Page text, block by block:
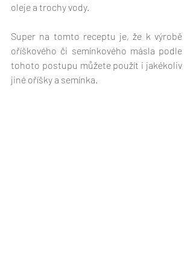
oleje a trochy vody.
Super na tomto receptu je, že k výrobě
oříškového či semínkového másla podle
tohoto postupu můžete použít i jakékoliv
jiné oříšky a semínka.